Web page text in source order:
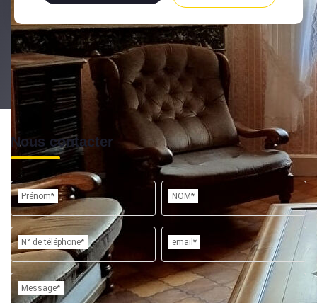
Nous contacter
Prénom* NOM*
N° de téléphone* email*
Message*